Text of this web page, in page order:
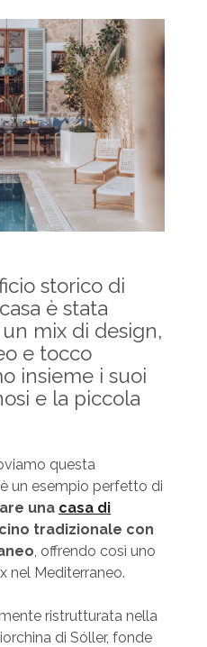
storico di
è stata
mix di design,
e tocco
insieme i suoi
e la piccola
questa
un esempio perfetto di
una casa di
tradizionale con
, offrendo così uno
nel Mediterraneo.
ristrutturata nella
di Sóller, fonde